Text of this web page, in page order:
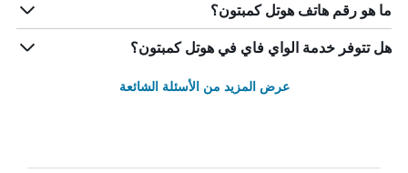
ما هو رقم هاتف هوتل كمبتون؟
هل تتوفر خدمة الواي فاي في هوتل كمبتون؟
عرض المزيد من الأسئلة الشائعة